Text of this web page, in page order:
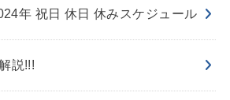
年 祝日 休日 休みスケジュール
説!!!